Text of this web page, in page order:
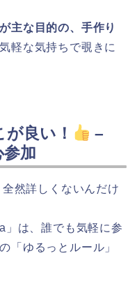
主な目的の、手作り
軽な気持ちで覗きに
が良い！
–
加
然詳しくないんだけ
」は、誰でも気軽に参
「ゆるっとルール」